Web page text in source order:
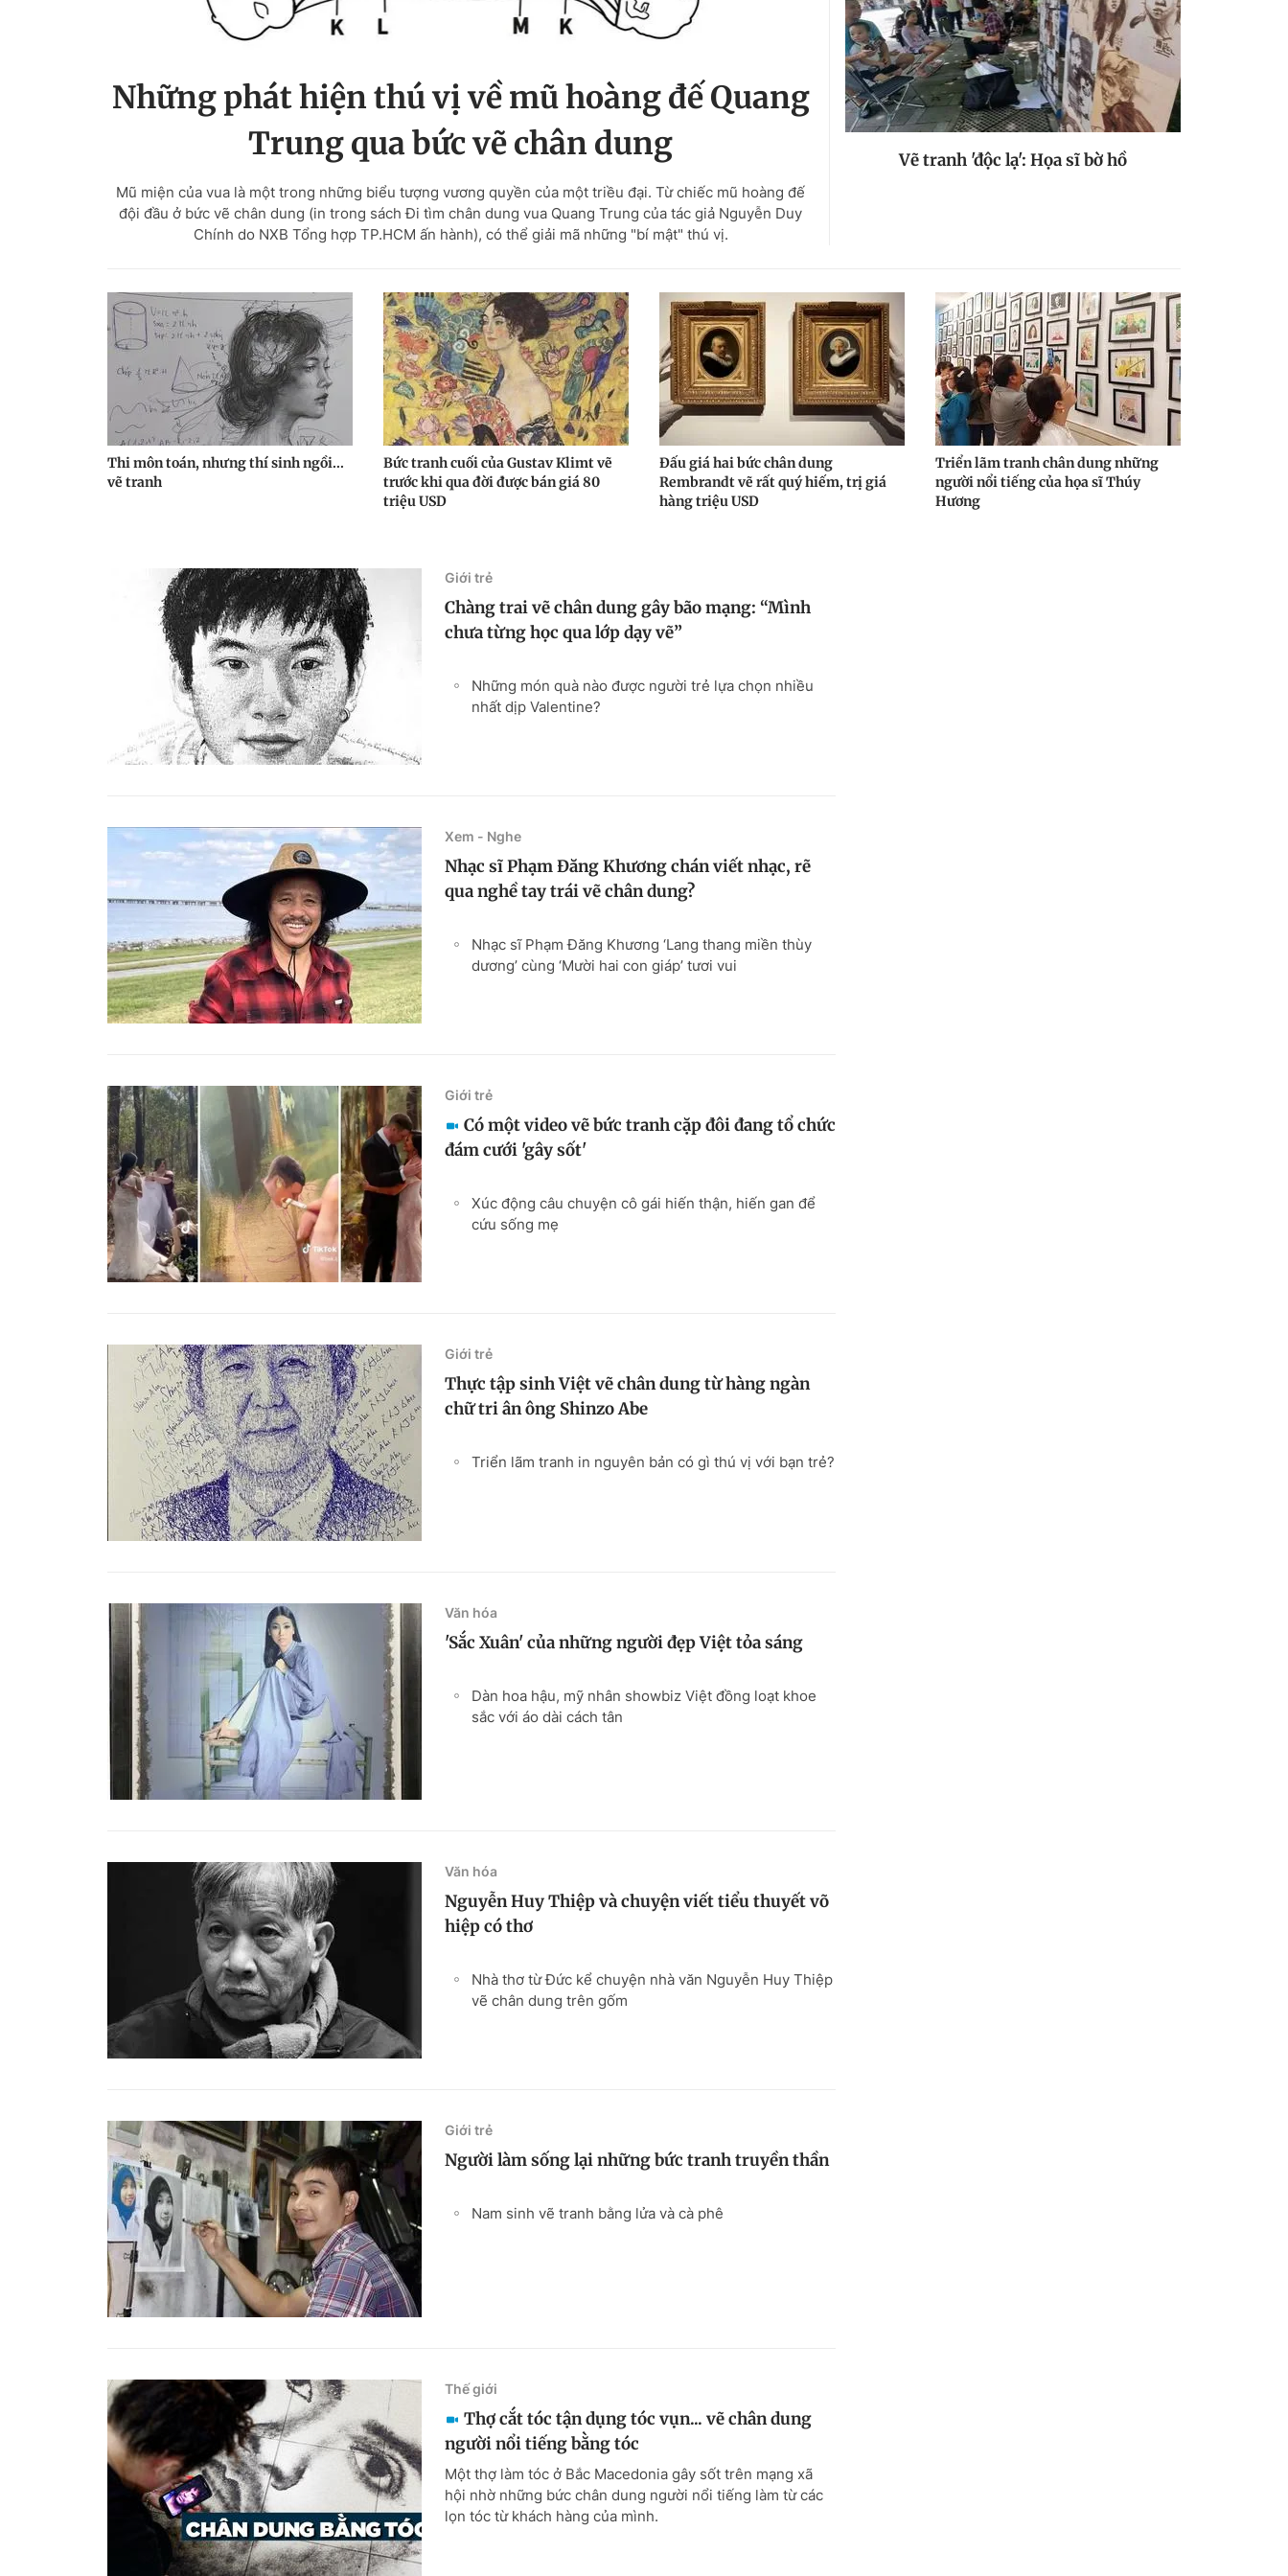
Những phát hiện thú vị về mũ hoàng đế Quang
Trung qua bức vẽ chân dung
Mũ miện của vua là một trong những biểu tượng vương quyền của một triều đại. Từ chiếc mũ hoàng đế
đội đầu ở bức vẽ chân dung (in trong sách Đi tìm chân dung vua Quang Trung của tác giả Nguyễn Duy
Chính do NXB Tổng hợp TP.HCM ấn hành), có thể giải mã những "bí mật" thú vị.
Vẽ tranh 'độc lạ': Họa sĩ bờ hồ
Thi môn toán, nhưng thí sinh ngồi...
vẽ tranh
Bức tranh cuối của Gustav Klimt vẽ
trước khi qua đời được bán giá 80
triệu USD
Đấu giá hai bức chân dung
Rembrandt vẽ rất quý hiếm, trị giá
hàng triệu USD
Triển lãm tranh chân dung những
người nổi tiếng của họa sĩ Thúy
Hương
Giới trẻ
Chàng trai vẽ chân dung gây bão mạng: “Mình
chưa từng học qua lớp dạy vẽ”
Những món quà nào được người trẻ lựa chọn nhiều
nhất dịp Valentine?
Xem - Nghe
Nhạc sĩ Phạm Đăng Khương chán viết nhạc, rẽ
qua nghề tay trái vẽ chân dung?
Nhạc sĩ Phạm Đăng Khương ‘Lang thang miền thùy
dương’ cùng ‘Mười hai con giáp’ tươi vui
Giới trẻ
Có một video vẽ bức tranh cặp đôi đang tổ chức
đám cưới 'gây sốt'
Xúc động câu chuyện cô gái hiến thận, hiến gan để
cứu sống mẹ
Giới trẻ
Thực tập sinh Việt vẽ chân dung từ hàng ngàn
chữ tri ân ông Shinzo Abe
Triển lãm tranh in nguyên bản có gì thú vị với bạn trẻ?
Văn hóa
'Sắc Xuân' của những người đẹp Việt tỏa sáng
Dàn hoa hậu, mỹ nhân showbiz Việt đồng loạt khoe
sắc với áo dài cách tân
Văn hóa
Nguyễn Huy Thiệp và chuyện viết tiểu thuyết võ
hiệp có thơ
Nhà thơ từ Đức kể chuyện nhà văn Nguyễn Huy Thiệp
vẽ chân dung trên gốm
Giới trẻ
Người làm sống lại những bức tranh truyền thần
Nam sinh vẽ tranh bằng lửa và cà phê
Thế giới
Thợ cắt tóc tận dụng tóc vụn... vẽ chân dung
người nổi tiếng bằng tóc
Một thợ làm tóc ở Bắc Macedonia gây sốt trên mạng xã
hội nhờ những bức chân dung người nổi tiếng làm từ các
lọn tóc từ khách hàng của mình.